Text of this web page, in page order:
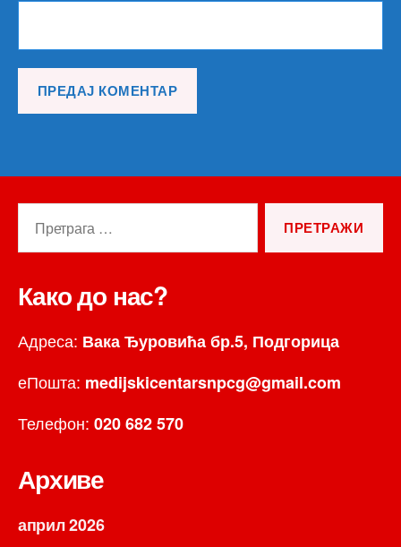
Како до нас?
Адреса: Вака Ђуровића бр.5, Подгорица
еПошта: medijskicentarsnpcg@gmail.com
Телефон: 020 682 570
Архиве
април 2026